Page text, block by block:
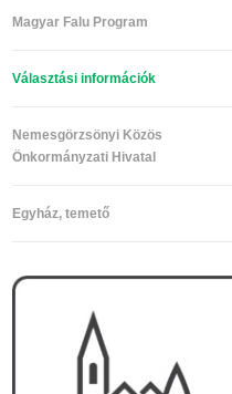
Magyar Falu Program
Választási információk
Nemesgörzsönyi Közös
Önkormányzati Hivatal
Egyház, temető